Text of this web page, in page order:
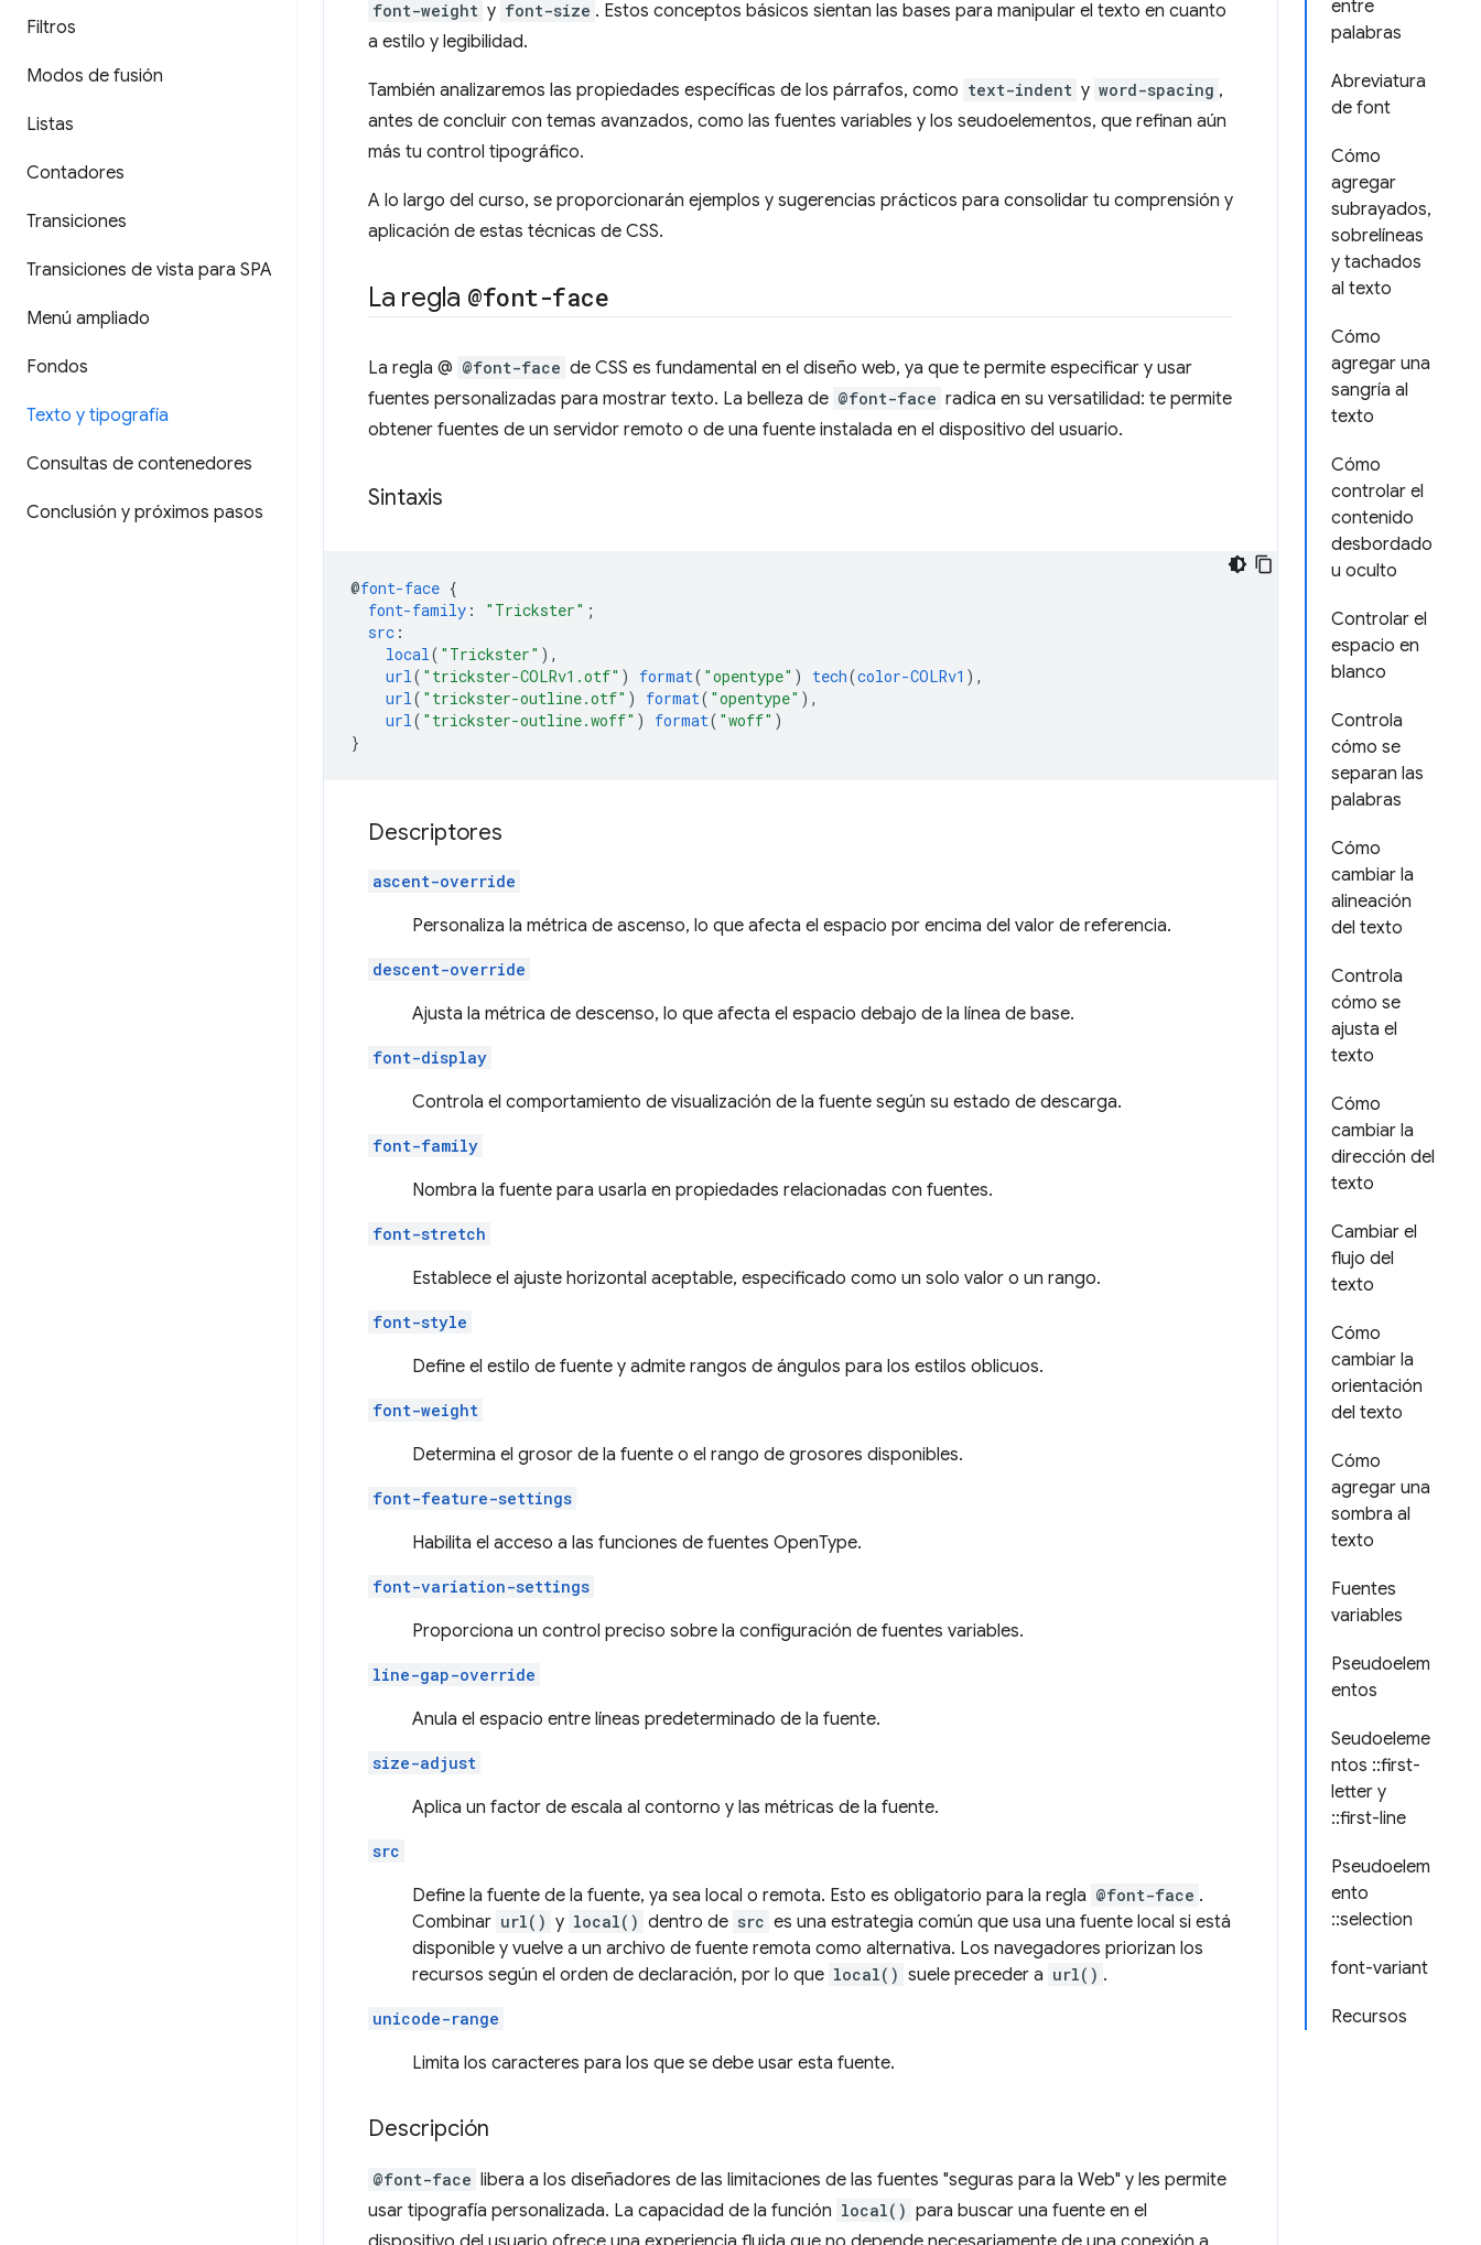
Filtros
Modos de fusión
Listas
Contadores
Transiciones
Transiciones de vista para SPA
Menú ampliado
Fondos
Texto y tipografía
Consultas de contenedores
Conclusión y próximos pasos
entre
palabras
Abreviatura
de font
Cómo
agregar
subrayados,
sobrelíneas
y tachados
al texto
Cómo
agregar una
sangría al
texto
Cómo
controlar el
contenido
desbordado
u oculto
Controlar el
espacio en
blanco
Controla
cómo se
separan las
palabras
Cómo
cambiar la
alineación
del texto
Controla
cómo se
ajusta el
texto
Cómo
cambiar la
dirección del
texto
Cambiar el
flujo del
texto
Cómo
cambiar la
orientación
del texto
Cómo
agregar una
sombra al
texto
Fuentes
variables
Pseudoelem
entos
Seudoeleme
ntos ::first-
letter y
::first-line
Pseudoelem
ento
::selection
font-variant
Recursos
font-weight y font-size . Estos conceptos básicos sientan las bases para manipular el texto en cuanto
a estilo y legibilidad.
También analizaremos las propiedades específicas de los párrafos, como text-indent y word-spacing ,
antes de concluir con temas avanzados, como las fuentes variables y los seudoelementos, que refinan aún
más tu control tipográfico.
A lo largo del curso, se proporcionarán ejemplos y sugerencias prácticos para consolidar tu comprensión y
aplicación de estas técnicas de CSS.
La regla @font-face
La regla @ @font-face de CSS es fundamental en el diseño web, ya que te permite especificar y usar
fuentes personalizadas para mostrar texto. La belleza de @font-face radica en su versatilidad: te permite
obtener fuentes de un servidor remoto o de una fuente instalada en el dispositivo del usuario.
Sintaxis
@font-face {
font-family : "Trickster" ;
src :
local( "Trickster" ),
url( "trickster-COLRv1.otf" ) format( "opentype" ) tech(color-COLRv1 ),
url( "trickster-outline.otf" ) format( "opentype" ),
url( "trickster-outline.woff" ) format( "woff" )
}
Descriptores
ascent-override
Personaliza la métrica de ascenso, lo que afecta el espacio por encima del valor de referencia.
descent-override
Ajusta la métrica de descenso, lo que afecta el espacio debajo de la línea de base.
font-display
Controla el comportamiento de visualización de la fuente según su estado de descarga.
font-family
Nombra la fuente para usarla en propiedades relacionadas con fuentes.
font-stretch
Establece el ajuste horizontal aceptable, especificado como un solo valor o un rango.
font-style
Define el estilo de fuente y admite rangos de ángulos para los estilos oblicuos.
font-weight
Determina el grosor de la fuente o el rango de grosores disponibles.
font-feature-settings
Habilita el acceso a las funciones de fuentes OpenType.
font-variation-settings
Proporciona un control preciso sobre la configuración de fuentes variables.
line-gap-override
Anula el espacio entre líneas predeterminado de la fuente.
size-adjust
Aplica un factor de escala al contorno y las métricas de la fuente.
src
Define la fuente de la fuente, ya sea local o remota. Esto es obligatorio para la regla @font-face .
Combinar url() y local() dentro de src es una estrategia común que usa una fuente local si está
disponible y vuelve a un archivo de fuente remota como alternativa. Los navegadores priorizan los
recursos según el orden de declaración, por lo que local() suele preceder a url() .
unicode-range
Limita los caracteres para los que se debe usar esta fuente.
Descripción
@font-face libera a los diseñadores de las limitaciones de las fuentes "seguras para la Web" y les permite
usar tipografía personalizada. La capacidad de la función local() para buscar una fuente en el